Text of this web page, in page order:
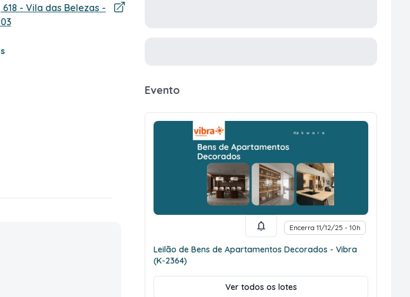
- Vila das Belezas -
Evento
Encerra 11/12/25 - 10h
Leilão de Bens de Apartamentos Decorados - Vibra
(K-2364)
Ver todos os lotes